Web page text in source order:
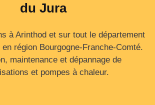
du Jura
à Arinthod et sur tout le département
région Bourgogne‑Franche‑Comté.
maintenance et dépannage de
et pompes à chaleur.